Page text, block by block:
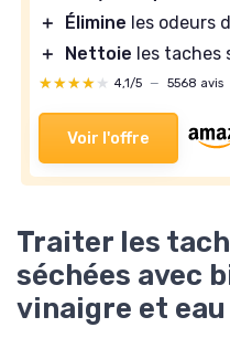
＋
Élimine les odeurs
＋
Nettoie les taches
★★★★★
★★★★★ 4,1/5 — 5568 avis
Voir l'offre
Traiter les
séchées avec
vinaigre et